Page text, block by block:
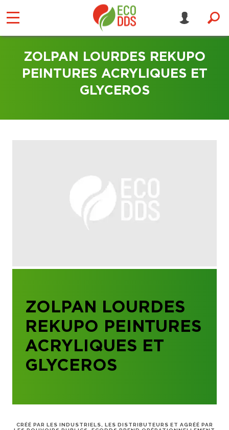
ZOLPAN LOURDES REKUPO
PEINTURES ACRYLIQUES ET
GLYCEROS
ZOLPAN LOURDES
REKUPO PEINTURES
ACRYLIQUES ET
GLYCEROS
CRÉÉ PAR LES INDUSTRIELS, LES DISTRIBUTEURS ET AGRÉÉ PAR